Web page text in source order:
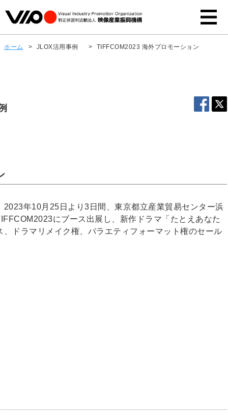
ホーム > JLOX活用事例 > TIFFCOM2023 海外プロモーション
年10月25日より3日間、東京都立産業貿易センター浜
にブース出展し、新作ドラマ「たとえあなた
ドラマリメイク権、バラエティフォーマット権のセール